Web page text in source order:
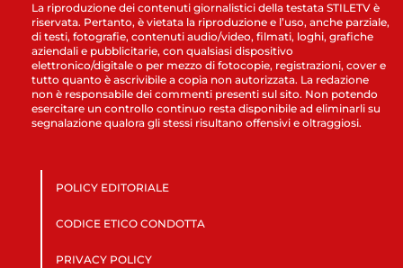
La riproduzione dei contenuti giornalistici della testata STILETV è
riservata. Pertanto, è vietata la riproduzione e l’uso, anche parziale,
di testi, fotografie, contenuti audio/video, filmati, loghi, grafiche
aziendali e pubblicitarie, con qualsiasi dispositivo
elettronico/digitale o per mezzo di fotocopie, registrazioni, cover e
tutto quanto è ascrivibile a copia non autorizzata. La redazione
non è responsabile dei commenti presenti sul sito. Non potendo
esercitare un controllo continuo resta disponibile ad eliminarli su
segnalazione qualora gli stessi risultano offensivi e oltraggiosi.
POLICY EDITORIALE
CODICE ETICO CONDOTTA
PRIVACY POLICY